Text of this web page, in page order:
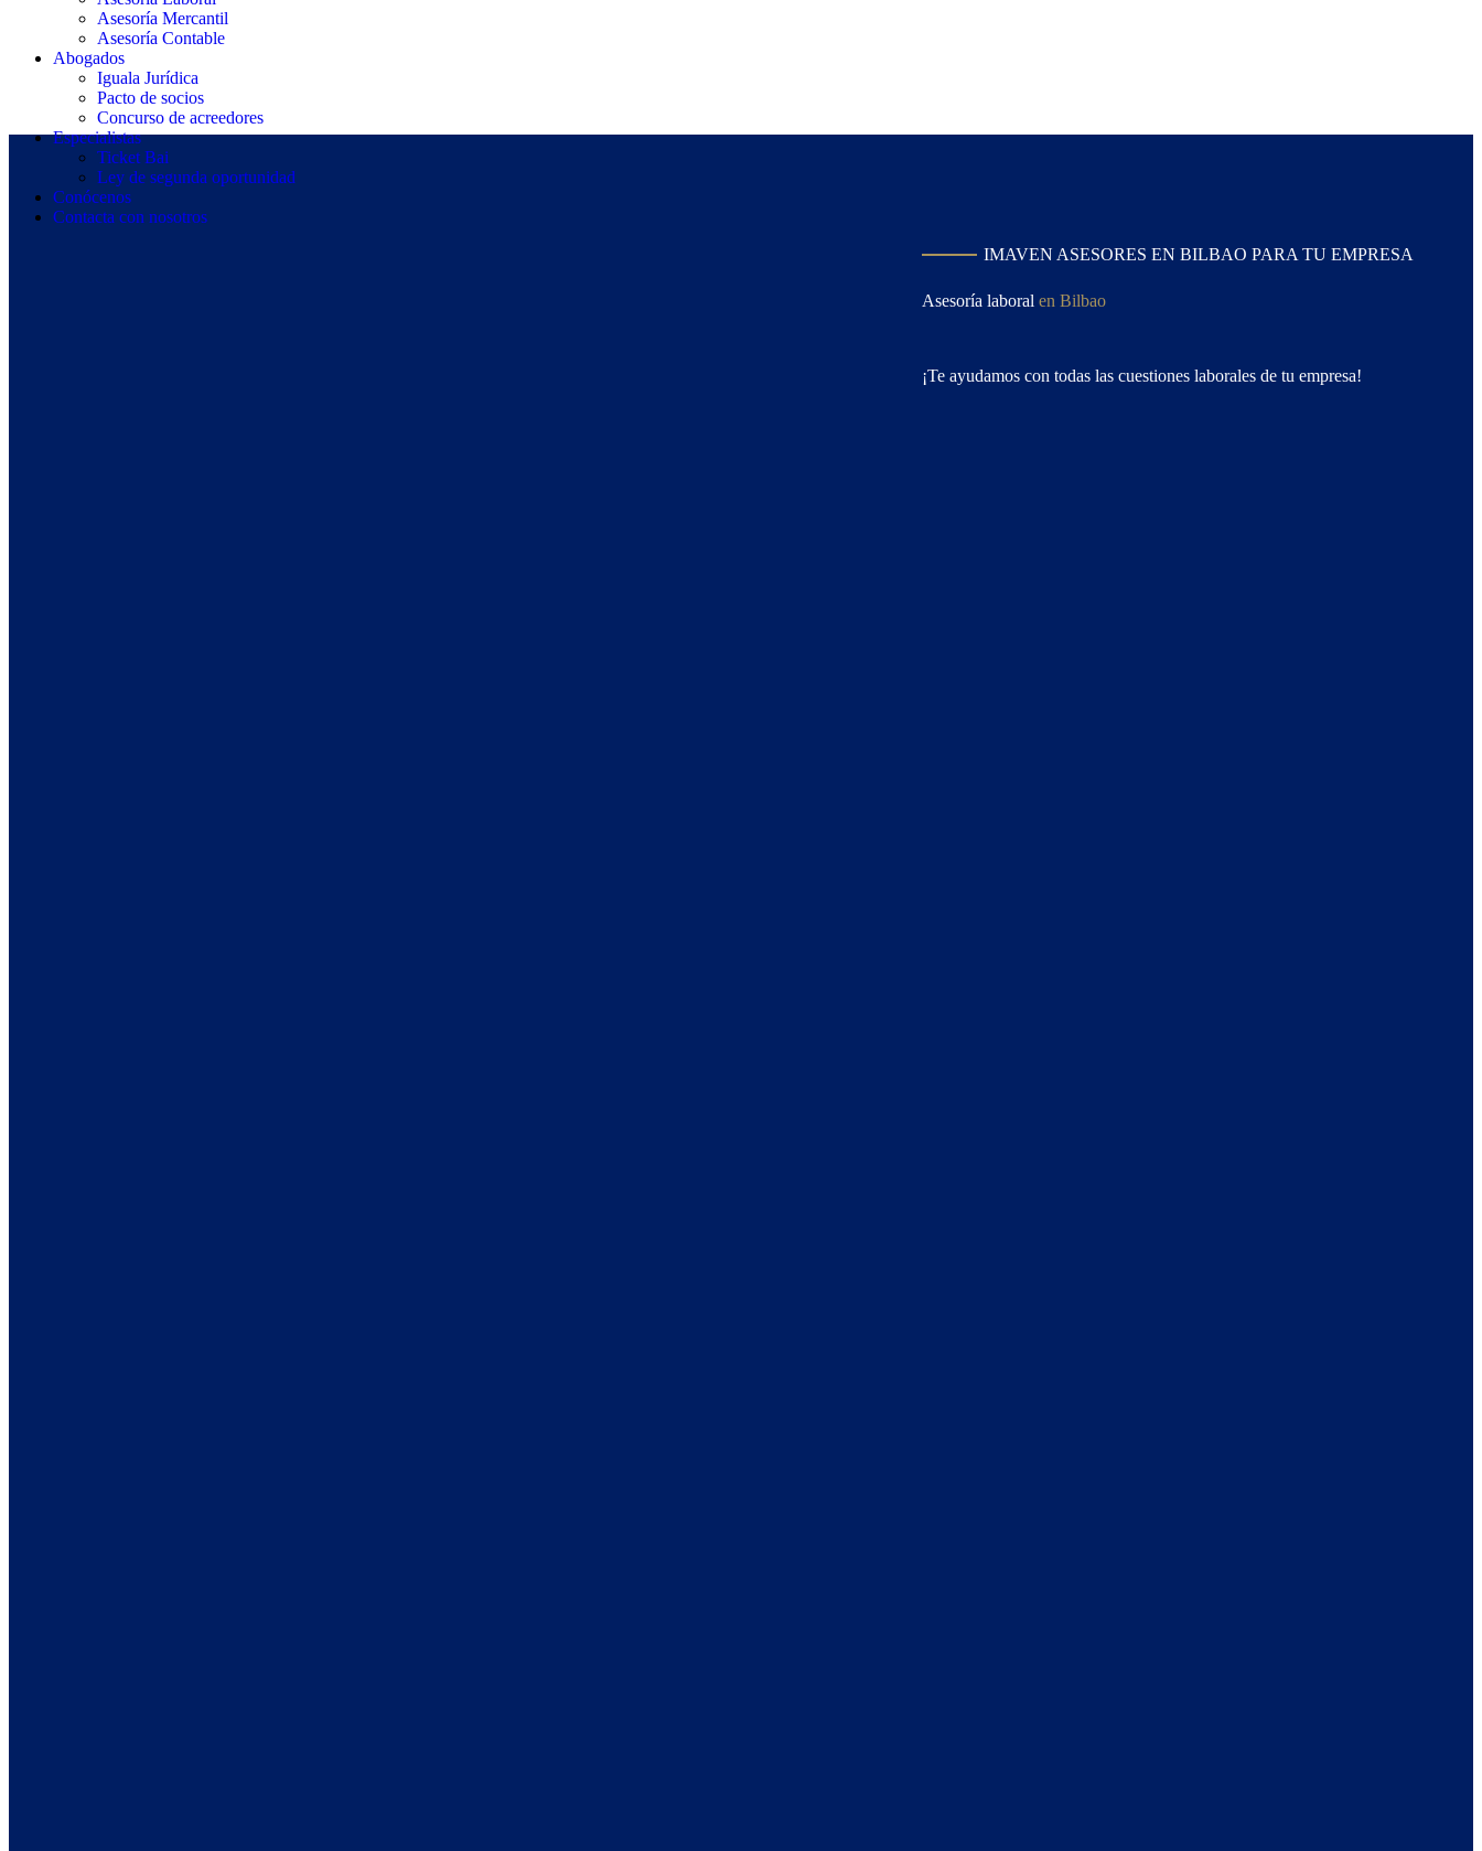
Asesoría Mercantil
Asesoría Contable
Abogados
Iguala Jurídica
Pacto de socios
Concurso de acreedores
Especialistas
Ticket Bai
Ley de segunda oportunidad
Conócenos
Contacta con nosotros
IMAVEN ASESORES EN BILBAO PARA TU EMPRESA
Asesoría laboral en Bilbao
¡Te ayudamos con todas las cuestiones laborales de tu empresa!